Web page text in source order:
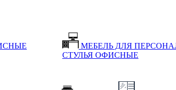
МЕБЕЛЬ ДЛЯ
СТУЛЬЯ ОФИСНЫЕ